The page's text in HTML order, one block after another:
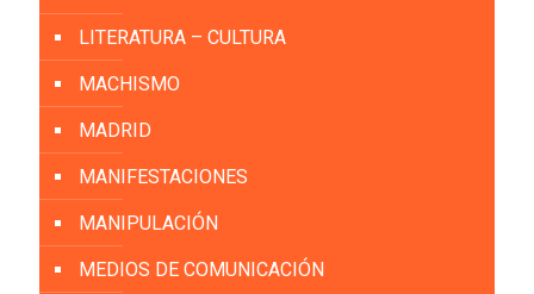
LITERATURA – CULTURA
MACHISMO
MADRID
MANIFESTACIONES
MANIPULACIÓN
MEDIOS DE COMUNICACIÓN